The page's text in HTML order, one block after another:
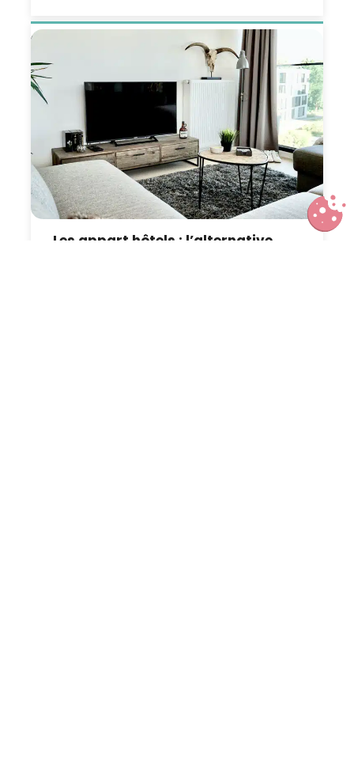
Les appart hôtels : l’alternative